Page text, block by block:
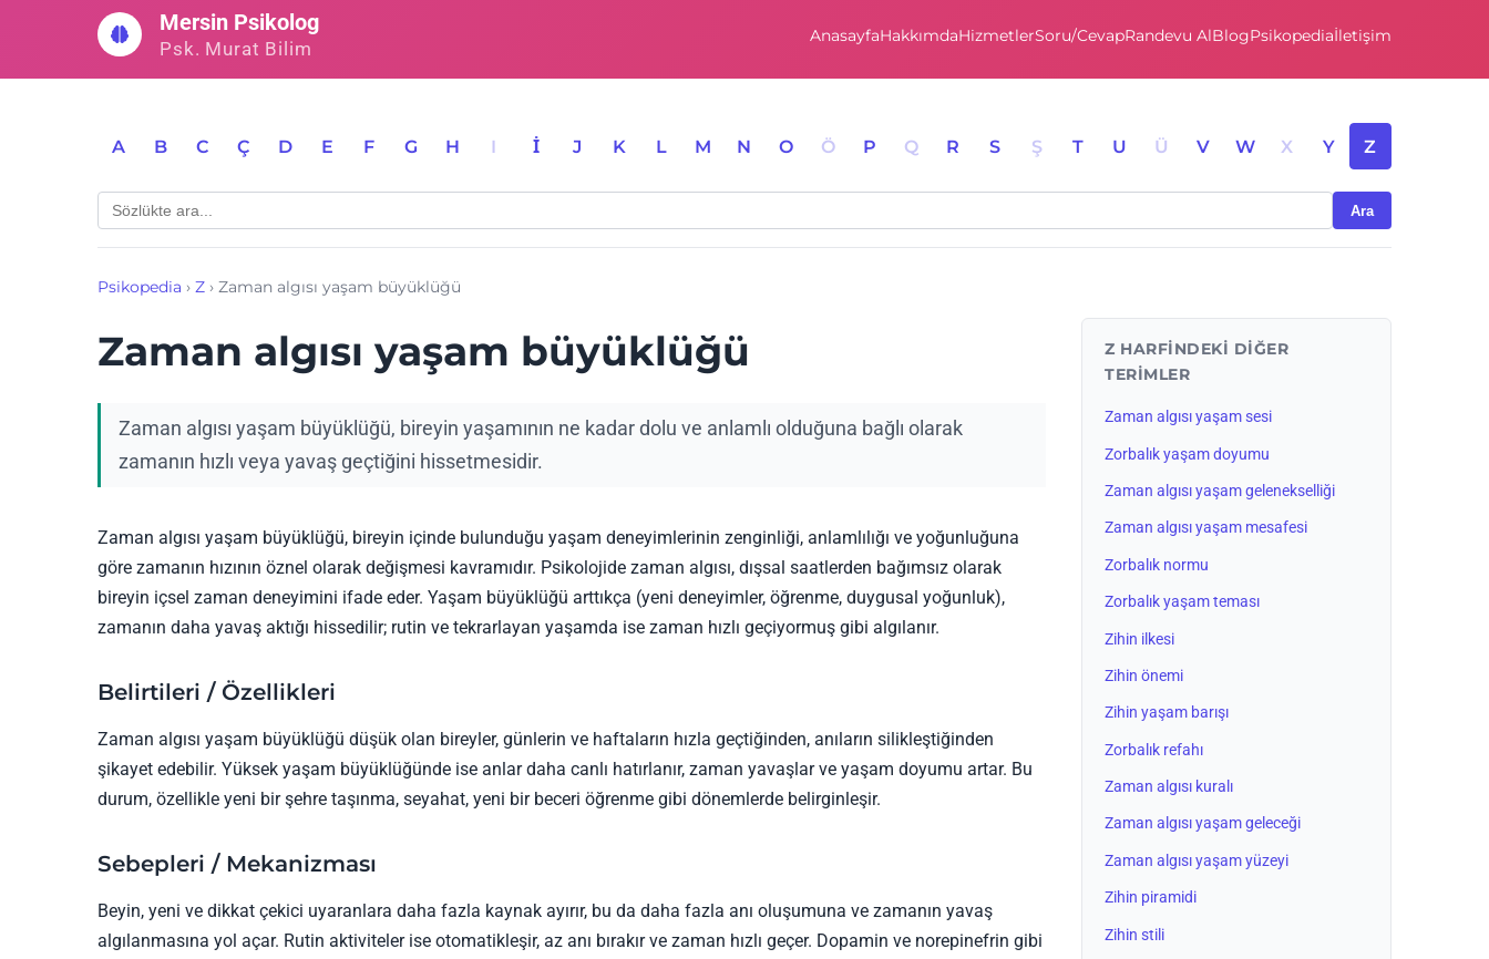
Mersin Psikolog
Psk. Murat Bilim
AnasayfaHakkımdaHizmetlerSoru/CevapRandevu AlBlogPsikopediaİletişim
A B C Ç D E F G H I İ J K L M N O Ö P Q R S Ş T U Ü V W X Y Z
Ara
Psikopedia › Z › Zaman algısı yaşam büyüklüğü
Zaman algısı yaşam büyüklüğü
Zaman algısı yaşam büyüklüğü, bireyin yaşamının ne kadar dolu ve anlamlı olduğuna bağlı olarak
zamanın hızlı veya yavaş geçtiğini hissetmesidir.
Zaman algısı yaşam büyüklüğü, bireyin içinde bulunduğu yaşam deneyimlerinin zenginliği, anlamlılığı ve yoğunluğuna
göre zamanın hızının öznel olarak değişmesi kavramıdır. Psikolojide zaman algısı, dışsal saatlerden bağımsız olarak
bireyin içsel zaman deneyimini ifade eder. Yaşam büyüklüğü arttıkça (yeni deneyimler, öğrenme, duygusal yoğunluk),
zamanın daha yavaş aktığı hissedilir; rutin ve tekrarlayan yaşamda ise zaman hızlı geçiyormuş gibi algılanır.
Belirtileri / Özellikleri
Zaman algısı yaşam büyüklüğü düşük olan bireyler, günlerin ve haftaların hızla geçtiğinden, anıların silikleştiğinden
şikayet edebilir. Yüksek yaşam büyüklüğünde ise anlar daha canlı hatırlanır, zaman yavaşlar ve yaşam doyumu artar. Bu
durum, özellikle yeni bir şehre taşınma, seyahat, yeni bir beceri öğrenme gibi dönemlerde belirginleşir.
Sebepleri / Mekanizması
Beyin, yeni ve dikkat çekici uyaranlara daha fazla kaynak ayırır, bu da daha fazla anı oluşumuna ve zamanın yavaş
algılanmasına yol açar. Rutin aktiviteler ise otomatikleşir, az anı bırakır ve zaman hızlı geçer. Dopamin ve norepinefrin gibi
Z HARFINDEKI DIĞER
TERIMLER
Zaman algısı yaşam sesi
Zorbalık yaşam doyumu
Zaman algısı yaşam gelenekselliği
Zaman algısı yaşam mesafesi
Zorbalık normu
Zorbalık yaşam teması
Zihin ilkesi
Zihin önemi
Zihin yaşam barışı
Zorbalık refahı
Zaman algısı kuralı
Zaman algısı yaşam geleceği
Zaman algısı yaşam yüzeyi
Zihin piramidi
Zihin stili